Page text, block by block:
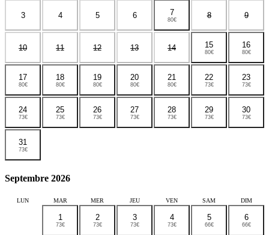
3 4 5 6 7
80€ 8 9
10 11 12 13 14 15
80€
16
80€
17
80€
18
80€
19
80€
20
80€
21
80€
22
73€
23
73€
24
73€
25
73€
26
73€
27
73€
28
73€
29
73€
30
73€
31
73€
Septembre 2026
LUN MAR MER JEU VEN SAM DIM
1
73€
2
73€
3
73€
4
73€
5
66€
6
66€